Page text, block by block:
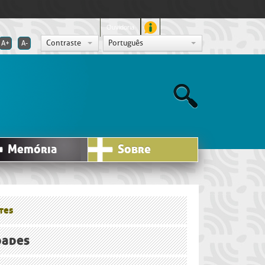
Ouvidoria
A+ A- Contraste Português
Memória Sobre